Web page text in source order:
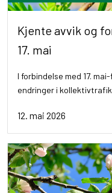
Kjente avvik og
17. mai
I forbindelse med 17.
endringer i
12. mai 2026